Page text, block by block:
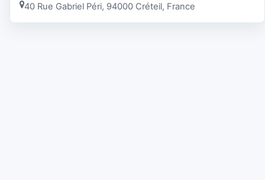
40 Rue Gabriel Péri, 94000 Créteil, France